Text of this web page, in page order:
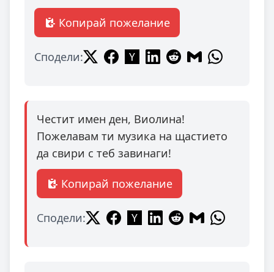
Копирай пожелание
Сподели:
Честит имен ден, Виолина!
Пожелавам ти музика на щастието
да свири с теб завинаги!
Копирай пожелание
Сподели: